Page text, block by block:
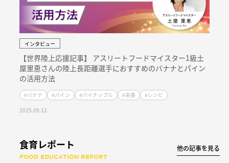
インタビュー
【世界陸上応援記事】 アスリートフードマイスター1級土
屋里恵さんの陸上長距離選手におすすめのバナナとパイン
の活用方法
#バナナ #パイン #パイナップル #栄養
#レシピ
2025.09.12
食育レポート
FOOD EDUCATION REPORT
他の記事を見る